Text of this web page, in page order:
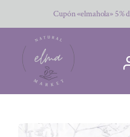
al
contenido
Cupón «elmahola» 5%